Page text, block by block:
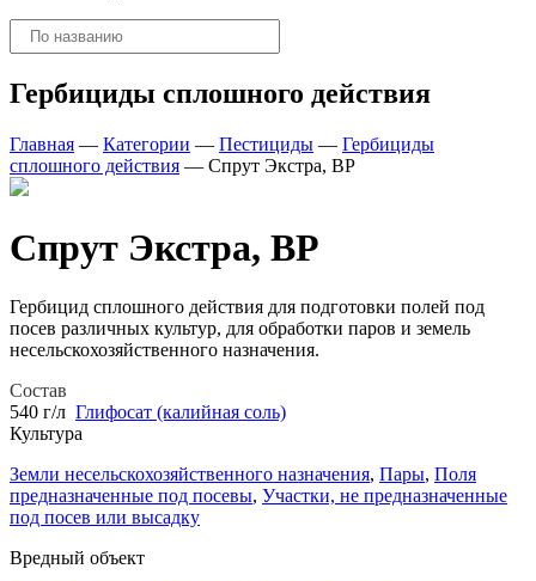
Поиск
товаров
Гербициды сплошного действия
Главная — Категории — Пестициды — Гербициды
сплошного действия — Спрут Экстра, ВР
Спрут Экстра, ВР
Гербицид сплошного действия для подготовки полей под
посев различных культур, для обработки паров и земель
несельскохозяйственного назначения.
Состав
540 г/л Глифосат (калийная соль)
Культура
Земли несельскохозяйственного назначения, Пары, Поля
предназначенные под посевы, Участки, не предназначенные
под посев или высадку
Вредный объект